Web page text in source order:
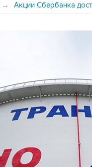
→ Акции Сбербанка